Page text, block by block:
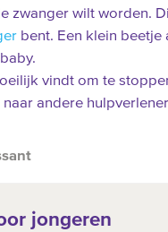
zwanger wilt worden.
bent. Een klein
vindt om te
naar andere
jongeren